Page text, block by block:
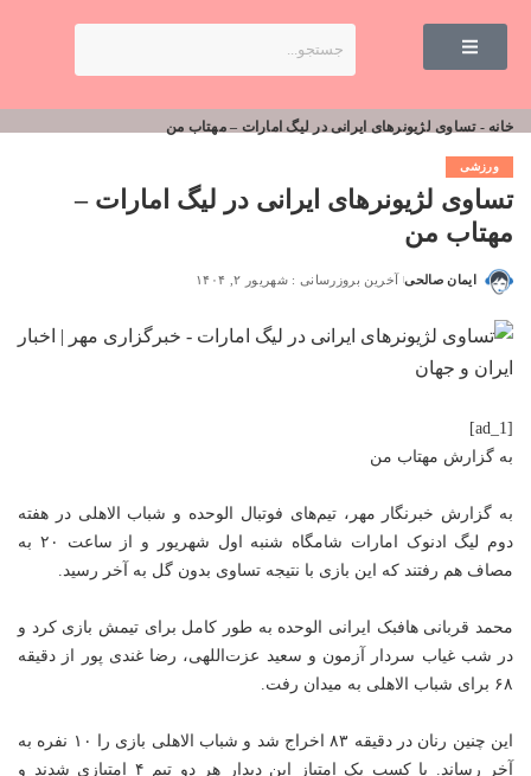
خانه -تساوی لژیونرهای ایرانی در لیگ امارات – مهتاب من
ورزشی
تساوی لژیونرهای ایرانی در لیگ امارات –
مهتاب من
ایمان صالحی آخرین بروزرسانی : شهریور ۲, ۱۴۰۴
[ad_1]
به گزارش مهتاب من
به گزارش خبرنگار مهر، تیم‌های فوتبال الوحده و شباب الاهلی در هفته
دوم لیگ ادنوک امارات شامگاه شنبه اول شهریور و از ساعت ۲۰ به
مصاف هم رفتند که این بازی با نتیجه تساوی بدون گل به آخر رسید.
محمد قربانی هافبک ایرانی الوحده به طور کامل برای تیمش بازی کرد و
در شب غیاب سردار آزمون و سعید عزت‌اللهی، رضا غندی پور از دقیقه
۶۸ برای شباب الاهلی به میدان رفت.
این چنین رنان در دقیقه ۸۳ اخراج شد و شباب الاهلی بازی را ۱۰ نفره به
آخر رساند. با کسب یک امتیاز این دیدار هر دو تیم ۴ امتیازی شدند و